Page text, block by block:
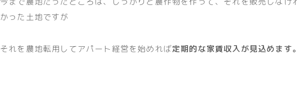
かった土地ですが
それを農地転用してアパート経営を始めれば定期的な家賃収入が見込めます